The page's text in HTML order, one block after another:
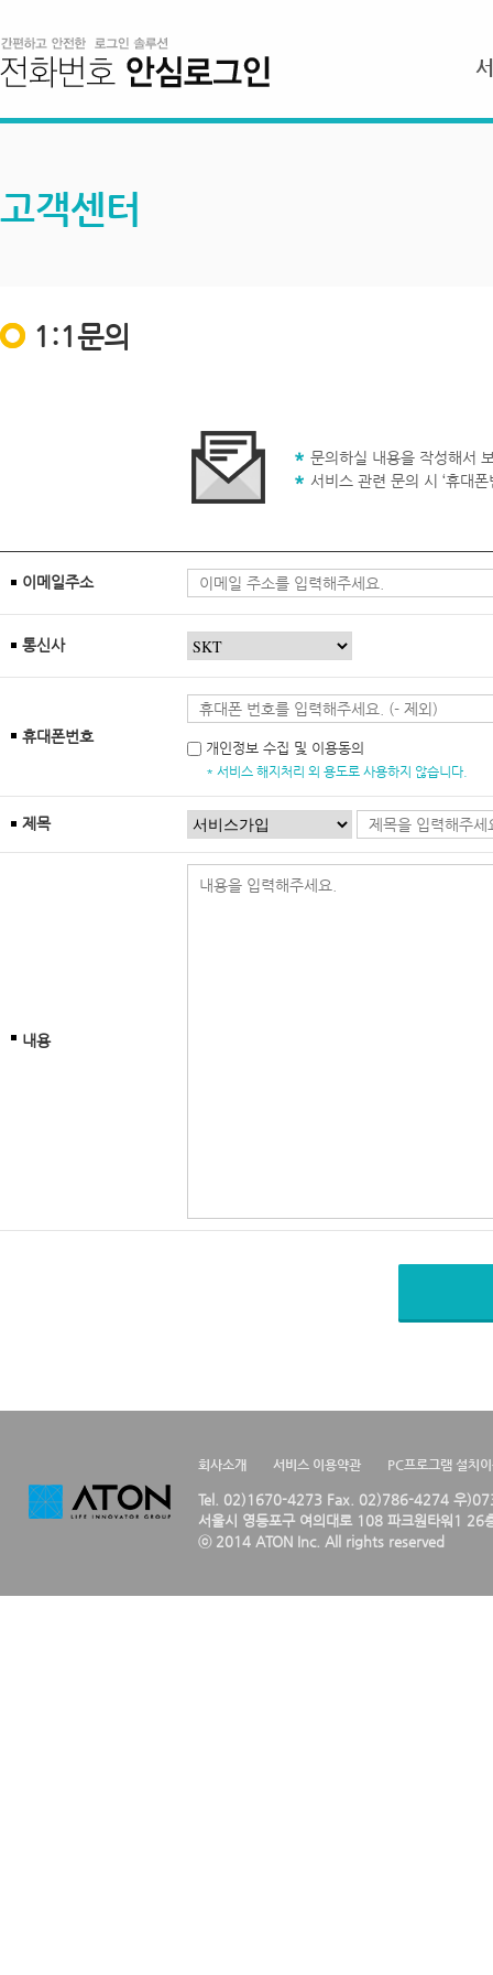
고객센터
1:1문의
문의하실 내용을 작성해서
서비스 관련 문의 시 ‘휴대
이메일주소
통신사
휴대폰번호
개인정보 수집 및 이용동의
* 서비스 해지처리 외 용도로 사용하지 않습니다.
제목
내용
회사소개 서비스 이용약관 PC프로그램 설치
Tel. 02)1670-4273 Fax. 02)786-4274 우
서울시 영등포구 여의대로 108 파크원타워1 26
ⓒ 2014 ATON Inc. All rights reserved